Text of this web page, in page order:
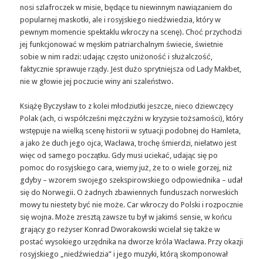
nosi szlafroczek w misie, będące tu niewinnym nawiązaniem do
popularnej maskotki, ale i rosyjskiego niedźwiedzia, który w
pewnym momencie spektaklu wkroczy na scenę). Choć przychodzi
jej funkcjonować w męskim patriarchalnym świecie, świetnie
sobie w nim radzi: udając często uniżoność i służalczość,
faktycznie sprawuje rządy. Jest dużo sprytniejsza od Lady Makbet,
nie w głowie jej poczucie winy ani szaleństwo.
Książę Byczysław to z kolei młodziutki jeszcze, nieco dziewczęcy
Polak (ach, ci współcześni mężczyźni w kryzysie tożsamości), który
wstępuje na wielką scenę historii w sytuacji podobnej do Hamleta,
a jako że duch jego ojca, Wacława, trochę śmierdzi, niełatwo jest
więc od samego początku. Gdy musi uciekać, udając się po
pomoc do rosyjskiego cara, wiemy już, że to o wiele gorzej, niż
gdyby – wzorem swojego szekspirowskiego odpowiednika – udał
się do Norwegii. O żadnych zbawiennych funduszach norweskich
mowy tu niestety być nie może. Car wkroczy do Polski i rozpocznie
się wojna. Może zresztą zawsze tu był w jakimś sensie, w końcu
grający go reżyser Konrad Dworakowski wcielał się także w
postać wysokiego urzędnika na dworze króla Wacława. Przy okazji
rosyjskiego „niedźwiedzia” i jego muzyki, którą skomponował